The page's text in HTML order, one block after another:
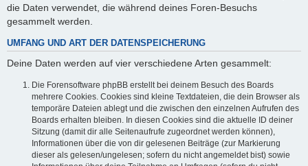
die Daten verwendet, die während deines Foren-Besuchs
gesammelt werden.
UMFANG UND ART DER DATENSPEICHERUNG
Deine Daten werden auf vier verschiedene Arten gesammelt:
Die Forensoftware phpBB erstellt bei deinem Besuch des Boards
mehrere Cookies. Cookies sind kleine Textdateien, die dein Browser als
temporäre Dateien ablegt und die zwischen den einzelnen Aufrufen des
Boards erhalten bleiben. In diesen Cookies sind die aktuelle ID deiner
Sitzung (damit dir alle Seitenaufrufe zugeordnet werden können),
Informationen über die von dir gelesenen Beiträge (zur Markierung
dieser als gelesen/ungelesen; sofern du nicht angemeldet bist) sowie